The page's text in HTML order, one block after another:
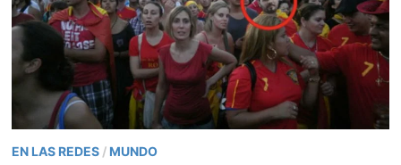
EN LAS REDES / MUNDO